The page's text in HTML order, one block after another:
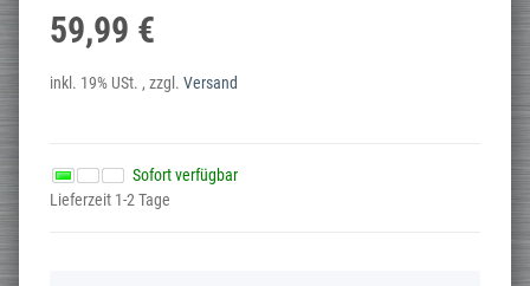
59,99 €
inkl. 19% USt. , zzgl. Versand
Sofort verfügbar
Lieferzeit 1-2 Tage